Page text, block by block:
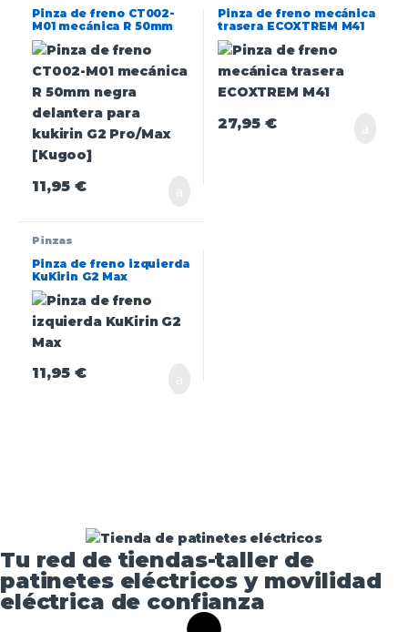
Pinza de freno CT002-
M01 mecánica R 50mm
negra delantera para
kukirin G2 Pro/Max
[Kugoo]
11,95€
Pinza de freno mecánica
trasera ECOXTREM M41
27,95€
Pinzas
Pinza de freno izquierda
KuKirin G2 Max
11,95€
Tu red de tiendas-taller de
patinetes eléctricos y movilidad
eléctrica de confianza​